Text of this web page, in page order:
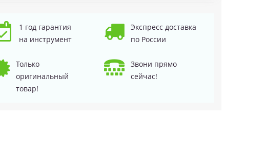
1 год гарантия
на инструмент
Экспресс доставка
по России
Только
оригинальный
товар!
Звони прямо
сейчас!